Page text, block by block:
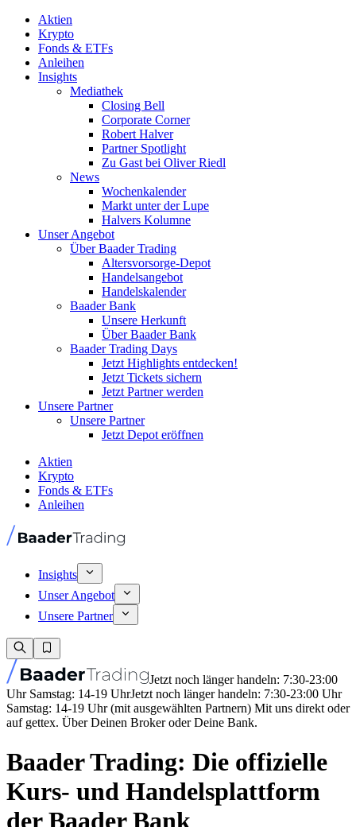
Aktien
Krypto
Fonds & ETFs
Anleihen
Insights
Mediathek
Closing Bell
Corporate Corner
Robert Halver
Partner Spotlight
Zu Gast bei Oliver Riedl
News
Wochenkalender
Markt unter der Lupe
Halvers Kolumne
Unser Angebot
Über Baader Trading
Altersvorsorge-Depot
Handelsangebot
Handelskalender
Baader Bank
Unsere Herkunft
Über Baader Bank
Baader Trading Days
Jetzt Highlights entdecken!
Jetzt Tickets sichern
Jetzt Partner werden
Unsere Partner
Unsere Partner
Jetzt Depot eröffnen
Aktien
Krypto
Fonds & ETFs
Anleihen
Insights
Unser Angebot
Unsere Partner
Jetzt noch länger handeln: 7:30-23:00
Uhr Samstag: 14-19 UhrJetzt noch länger handeln: 7:30-23:00 Uhr
Samstag: 14-19 Uhr (mit ausgewählten Partnern) Mit uns direkt oder
auf gettex. Über Deinen Broker oder Deine Bank.
Baader Trading: Die offizielle
Kurs- und Handelsplattform
der Baader Bank